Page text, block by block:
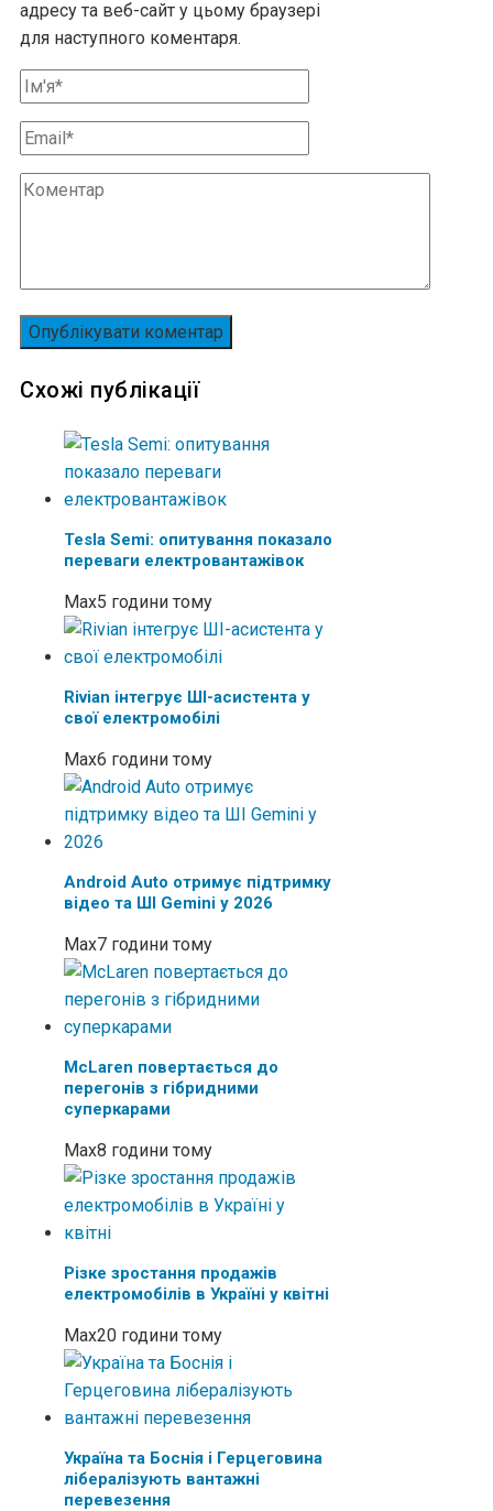
адресу та веб-сайт у цьому браузері
для наступного коментаря.
Схожі публікації
Tesla Semi: опитування показало
переваги електровантажівок
Max5 години тому
Rivian інтегрує ШІ-асистента у
свої електромобілі
Max6 години тому
Android Auto отримує підтримку
відео та ШІ Gemini у 2026
Max7 години тому
McLaren повертається до
перегонів з гібридними
суперкарами
Max8 години тому
Різке зростання продажів
електромобілів в Україні у квітні
Max20 години тому
Україна та Боснія і Герцеговина
лібералізують вантажні
перевезення